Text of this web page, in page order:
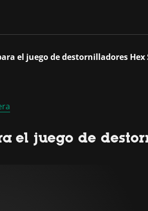
el juego de destornilladores
el juego de